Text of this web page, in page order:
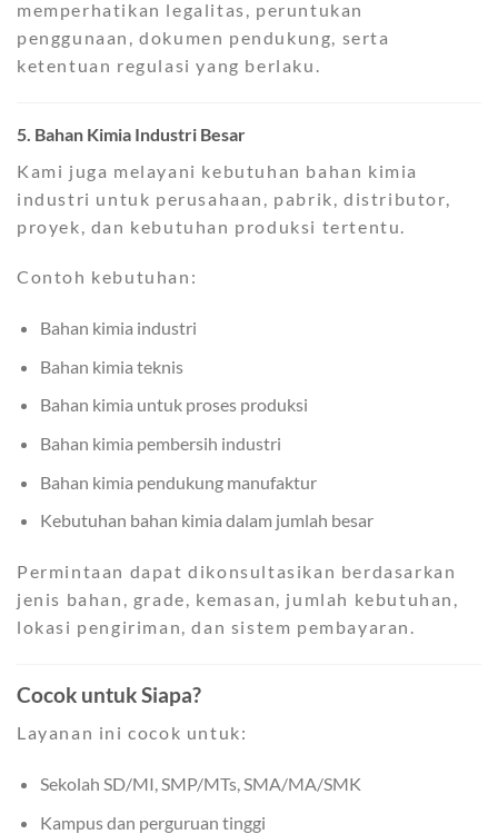
memperhatikan legalitas, peruntukan
penggunaan, dokumen pendukung, serta
ketentuan regulasi yang berlaku.
5. Bahan Kimia Industri Besar
Kami juga melayani kebutuhan bahan kimia
industri untuk perusahaan, pabrik, distributor,
proyek, dan kebutuhan produksi tertentu.
Contoh kebutuhan:
Bahan kimia industri
Bahan kimia teknis
Bahan kimia untuk proses produksi
Bahan kimia pembersih industri
Bahan kimia pendukung manufaktur
Kebutuhan bahan kimia dalam jumlah besar
Permintaan dapat dikonsultasikan berdasarkan
jenis bahan, grade, kemasan, jumlah kebutuhan,
lokasi pengiriman, dan sistem pembayaran.
Cocok untuk Siapa?
Layanan ini cocok untuk:
Sekolah SD/MI, SMP/MTs, SMA/MA/SMK
Kampus dan perguruan tinggi